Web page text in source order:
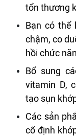
tổn thương
Bạn có thể
chậm, co
hồi chức
Bổ sung
vitamin D,
tạo sụn
Các sản
cố định